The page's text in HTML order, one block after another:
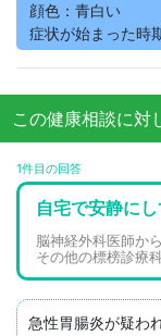
顔色：青白い
症状が始まった時
この健康相談に対
1件目の回答
自宅で安静に
脳神経外科医師か
その他の標榜診療
急性胃腸炎が疑わ